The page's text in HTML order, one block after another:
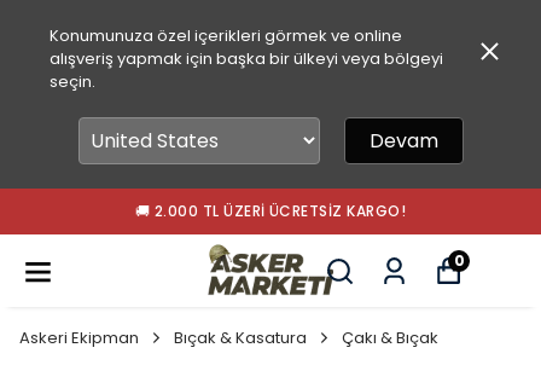
Konumunuza özel içerikleri görmek ve online
alışveriş yapmak için başka bir ülkeyi veya bölgeyi
seçin.
Devam
🚚 2.000 TL ÜZERI ÜCRETSIZ KARGO!
0
Askeri Ekipman Bıçak & Kasatura Çakı & Bıçak